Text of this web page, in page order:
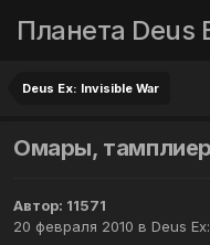
Планета Deus
Deus Ex: Invisible War
Омары,
Автор: 11571
20 февраля 2010 в Deus